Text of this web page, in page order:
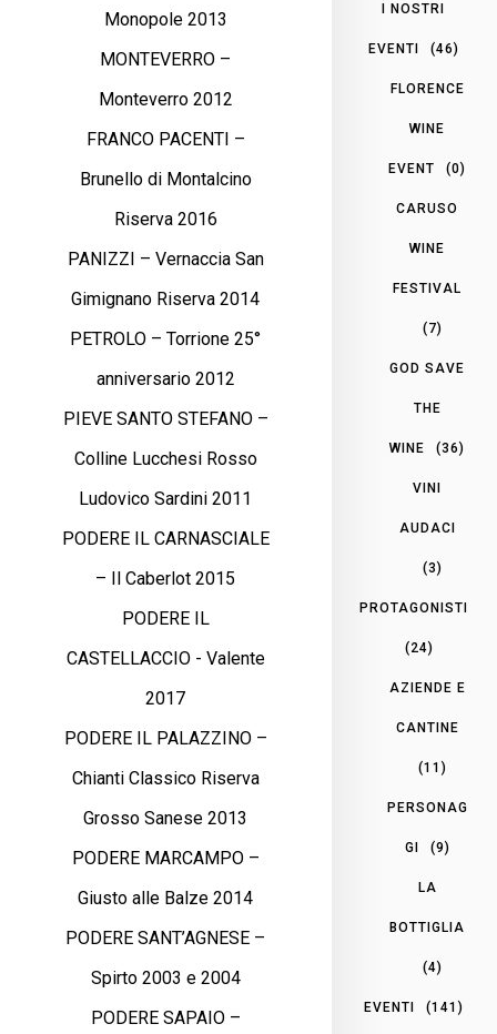
Monopole 2013
MONTEVERRO –
Monteverro 2012
FRANCO PACENTI –
Brunello di Montalcino
Riserva 2016
PANIZZI – Vernaccia San
Gimignano Riserva 2014
PETROLO – Torrione 25°
anniversario 2012
PIEVE SANTO STEFANO –
Colline Lucchesi Rosso
Ludovico Sardini 2011
PODERE IL CARNASCIALE
– Il Caberlot 2015
PODERE IL
CASTELLACCIO - Valente
2017
PODERE IL PALAZZINO –
Chianti Classico Riserva
Grosso Sanese 2013
PODERE MARCAMPO –
Giusto alle Balze 2014
PODERE SANT’AGNESE –
Spirto 2003 e 2004
PODERE SAPAIO –
I NOSTRI
EVENTI (46)
FLORENCE
WINE
EVENT (0)
CARUSO
WINE
FESTIVAL
(7)
GOD SAVE
THE
WINE (36)
VINI
AUDACI
(3)
PROTAGONISTI
(24)
AZIENDE E
CANTINE
(11)
PERSONAG
GI (9)
LA
BOTTIGLIA
(4)
EVENTI (141)